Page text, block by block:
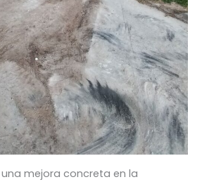
mejora concreta en la